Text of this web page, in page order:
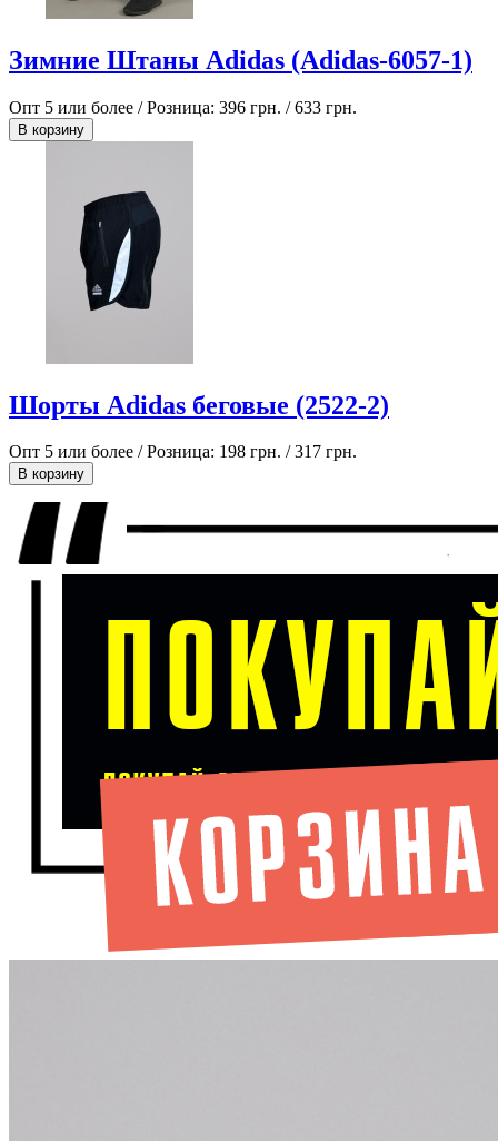
Зимние Штаны Adidas (Adidas-6057-1)
Опт 5 или более / Розница: 396 грн. /633 грн.
В корзину
Шорты Adidas беговые (2522-2)
Опт 5 или более / Розница: 198 грн. /317 грн.
В корзину